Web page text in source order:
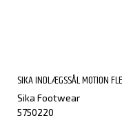
SIKA INDLÆGSSÅL MOTION
Sika Footwear
5750220